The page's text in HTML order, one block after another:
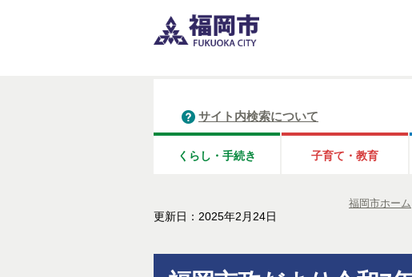
サイト内検索について
くらし・手続き 子育て・教育
福岡市ホーム
更新日：2025年2月24日